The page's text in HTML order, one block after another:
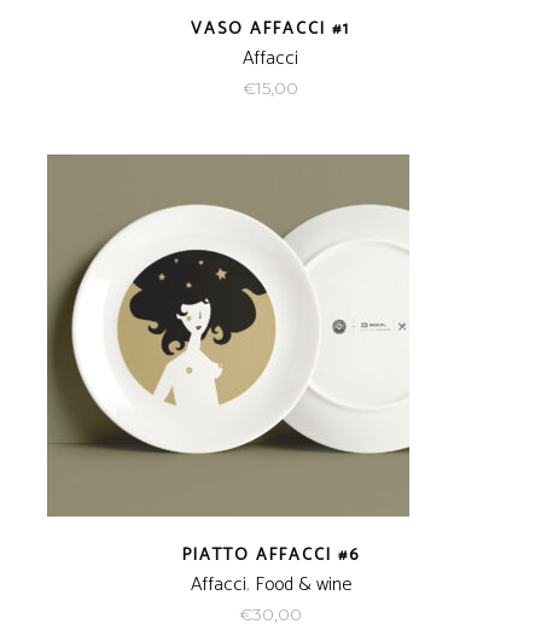
VASO AFFACCI #1
Affacci
€15,00
PIATTO AFFACCI #6
Affacci, Food & wine
€30,00